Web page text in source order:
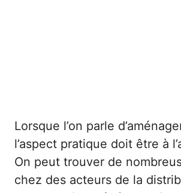
Lorsque l’on parle
l’aspect pratique doit être à
On peut trouver de
chez des acteurs de la